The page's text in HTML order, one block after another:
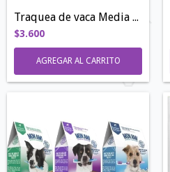
Traquea de vaca Media 50 - 60gr
$3.600
AGREGAR AL CARRITO